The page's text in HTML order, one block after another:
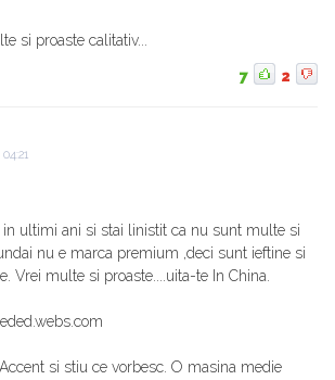
si proaste calitativ...
7 2
04:21
in ultimi ani si stai linistit ca nu sunt multe si
nu e marca premium ,deci sunt ieftine si
Vrei multe si proaste....uita-te In China.
si stiu ce vorbesc. O masina medie